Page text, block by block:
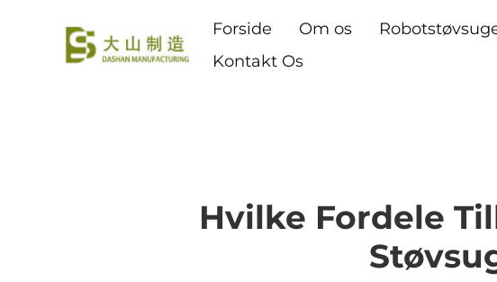
Forside Om os
Kontakt Os
Hvilke Fordele